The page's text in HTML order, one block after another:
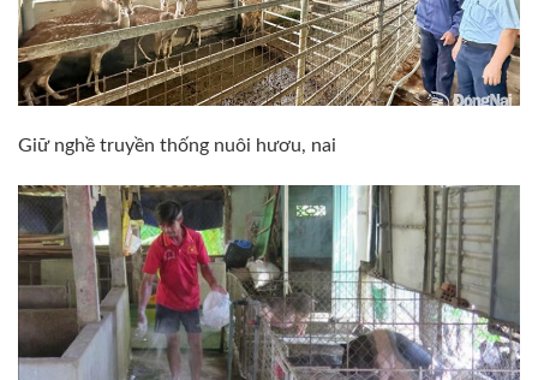
Giữ nghề truyền thống nuôi hươu, nai